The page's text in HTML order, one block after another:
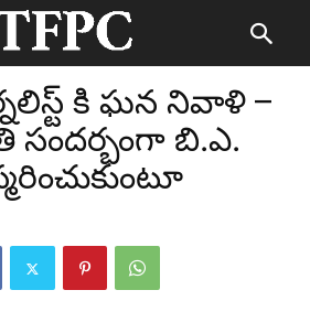
కి ఘన నివాళి –
బి.ఎ.